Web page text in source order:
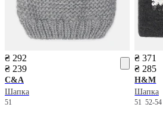
₴ 292
₴ 239
C&A
Шапка
51
₴ 371
₴ 285
H&M
Шапка
5152-54